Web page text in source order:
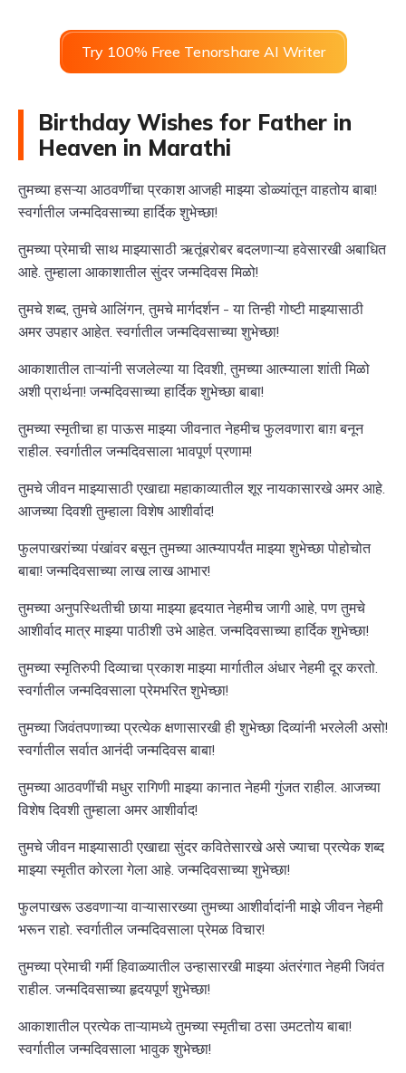
Try 100% Free Tenorshare AI Writer
Birthday Wishes for Father in
Heaven in Marathi
तुमच्या हसऱ्या आठवणींचा प्रकाश आजही माझ्या डोळ्यांतून वाहतोय बाबा!
स्वर्गातील जन्मदिवसाच्या हार्दिक शुभेच्छा!
तुमच्या प्रेमाची साथ माझ्यासाठी ऋतूंबरोबर बदलणाऱ्या हवेसारखी अबाधित
आहे. तुम्हाला आकाशातील सुंदर जन्मदिवस मिळो!
तुमचे शब्द, तुमचे आलिंगन, तुमचे मार्गदर्शन - या तिन्ही गोष्टी माझ्यासाठी
अमर उपहार आहेत. स्वर्गातील जन्मदिवसाच्या शुभेच्छा!
आकाशातील ताऱ्यांनी सजलेल्या या दिवशी, तुमच्या आत्म्याला शांती मिळो
अशी प्रार्थना! जन्मदिवसाच्या हार्दिक शुभेच्छा बाबा!
तुमच्या स्मृतीचा हा पाऊस माझ्या जीवनात नेहमीच फुलवणारा बाग़ बनून
राहील. स्वर्गातील जन्मदिवसाला भावपूर्ण प्रणाम!
तुमचे जीवन माझ्यासाठी एखाद्या महाकाव्यातील शूर नायकासारखे अमर आहे.
आजच्या दिवशी तुम्हाला विशेष आशीर्वाद!
फुलपाखरांच्या पंखांवर बसून तुमच्या आत्म्यापर्यंत माझ्या शुभेच्छा पोहोचोत
बाबा! जन्मदिवसाच्या लाख लाख आभार!
तुमच्या अनुपस्थितीची छाया माझ्या हृदयात नेहमीच जागी आहे, पण तुमचे
आशीर्वाद मात्र माझ्या पाठीशी उभे आहेत. जन्मदिवसाच्या हार्दिक शुभेच्छा!
तुमच्या स्मृतिरुपी दिव्याचा प्रकाश माझ्या मार्गातील अंधार नेहमी दूर करतो.
स्वर्गातील जन्मदिवसाला प्रेमभरित शुभेच्छा!
तुमच्या जिवंतपणाच्या प्रत्येक क्षणासारखी ही शुभेच्छा दिव्यांनी भरलेली असो!
स्वर्गातील सर्वात आनंदी जन्मदिवस बाबा!
तुमच्या आठवणींची मधुर रागिणी माझ्या कानात नेहमी गुंजत राहील. आजच्या
विशेष दिवशी तुम्हाला अमर आशीर्वाद!
तुमचे जीवन माझ्यासाठी एखाद्या सुंदर कवितेसारखे असे ज्याचा प्रत्येक शब्द
माझ्या स्मृतीत कोरला गेला आहे. जन्मदिवसाच्या शुभेच्छा!
फुलपाखरू उडवणाऱ्या वाऱ्यासारख्या तुमच्या आशीर्वादांनी माझे जीवन नेहमी
भरून राहो. स्वर्गातील जन्मदिवसाला प्रेमळ विचार!
तुमच्या प्रेमाची गर्मी हिवाळ्यातील उन्हासारखी माझ्या अंतरंगात नेहमी जिवंत
राहील. जन्मदिवसाच्या हृदयपूर्ण शुभेच्छा!
आकाशातील प्रत्येक ताऱ्यामध्ये तुमच्या स्मृतीचा ठसा उमटतोय बाबा!
स्वर्गातील जन्मदिवसाला भावुक शुभेच्छा!